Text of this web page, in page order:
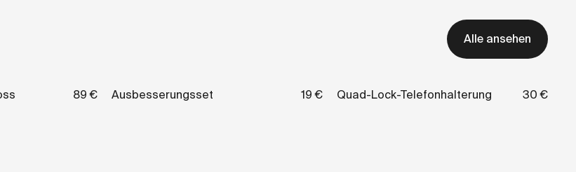
Alle ansehen
89 € Ausbesserungsset 19 € Quad-Lock-Telefonhalterung 30 €